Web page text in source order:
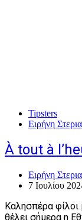
Tipsters
Ειρήνη
À tout à
Ειρήνη
7 Ιουλίου
Καλησπέρα φίλοι
θέλει σήμερα η